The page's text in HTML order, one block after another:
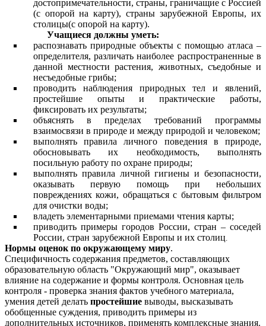
достопримечательности, страны, граничащие с Россией
(с опорой на карту), страны зарубежной Европы, их
столицы(с опорой на карту).
Учащиеся должны уметь:
распознавать природные объекты с помощью атласа –
определителя, различать наиболее распространенные в
данной местности растения, животных, съедобные и
несъедобные грибы;
проводить наблюдения природных тел и явлений,
простейшие опыты и практические работы,
фиксировать их результаты;
объяснять в пределах требований программы
взаимосвязи в природе и между природой и человеком;
выполнять правила личного поведения в природе,
обосновывать их необходимость, выполнять
посильную работу по охране природы;
выполнять правила личной гигиены и безопасности,
оказывать первую помощь при небольших
повреждениях кожи, обращаться с бытовым фильтром
для очистки воды;
владеть элементарными приемами чтения карты;
приводить примеры городов России, стран – соседей
России, стран зарубежной Европы и их столиц.
Нормы оценок по окружающему миру.
Специфичность содержания предметов, составляющих
образовательную область "Окружающий мир", оказывает
влияние на содержание и формы контроля. Основная цель
контроля - проверка знания фактов учебного материала,
умения детей делать простейшие выводы, высказывать
обобщенные суждения, приводить примеры из
дополнительных источников, применять комплексные знания.